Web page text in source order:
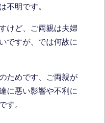
不明です。
けど、ご両親は夫婦
ですが、では何故に
ためです、ご両親が
に悪い影響や不利に
す。